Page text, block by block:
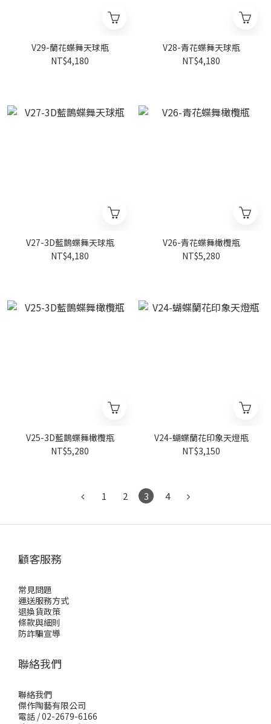
V29-蘭花蝶舞天球瓶
NT$4,180
V28-青花蝶舞天球瓶
NT$4,180
V27-3D藍鵲蝶舞天球瓶
NT$4,180
V26-青花蝶舞橄欖瓶
NT$5,280
V25-3D藍鵲蝶舞橄欖瓶
NT$5,280
V24-蝴蝶蘭花印象天燈瓶
NT$3,150
1 2 3 4
顧客服務
常見問題
運送服務方式
退換貨政策
條款與細則
防詐騙宣導
聯絡我們
聯絡我們
傑作陶藝有限公司
電話 / 02-2679-6166